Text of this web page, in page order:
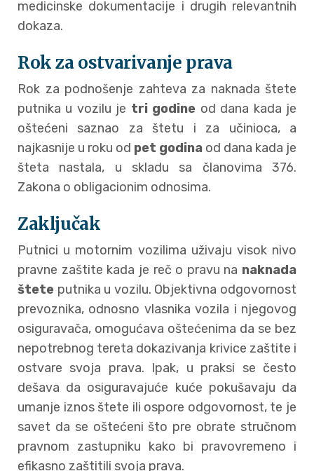
medicinske dokumentacije i drugih relevantnih
dokaza.
Rok za ostvarivanje prava
Rok za podnošenje zahteva za naknada štete
putnika u vozilu je tri godine od dana kada je
oštećeni saznao za štetu i za učinioca, a
najkasnije u roku od pet godina od dana kada je
šteta nastala, u skladu sa članovima 376.
Zakona o obligacionim odnosima.
Zaključak
Putnici u motornim vozilima uživaju visok nivo
pravne zaštite kada je reč o pravu na naknada
štete putnika u vozilu. Objektivna odgovornost
prevoznika, odnosno vlasnika vozila i njegovog
osiguravača, omogućava oštećenima da se bez
nepotrebnog tereta dokazivanja krivice zaštite i
ostvare svoja prava. Ipak, u praksi se često
dešava da osiguravajuće kuće pokušavaju da
umanje iznos štete ili ospore odgovornost, te je
savet da se oštećeni što pre obrate stručnom
pravnom zastupniku kako bi pravovremeno i
efikasno zaštitili svoja prava.